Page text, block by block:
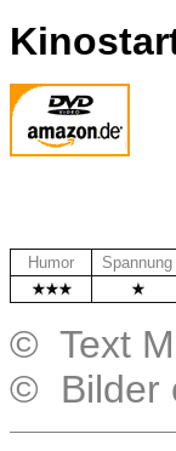
Humor Spannung
© Text
© Bilder